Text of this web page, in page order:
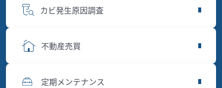
カビ発生原因調査
不動産売買
定期メンテナンス